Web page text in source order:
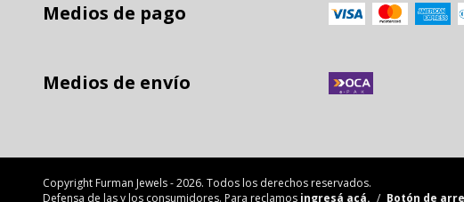
Medios de pago
Medios de envío
Copyright Furman Jewels - 2026. Todos los derechos reservados.
Defensa de las y los consumidores. Para reclamos ingresá acá. / Botón de